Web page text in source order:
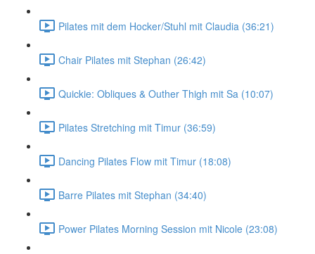
Pilates mit dem Hocker/Stuhl mit Claudia (36:21)
Chair Pilates mit Stephan (26:42)
Quickie: Obliques & Outher Thigh mit Sa (10:07)
Pilates Stretching mit Timur (36:59)
Dancing Pilates Flow mit Timur (18:08)
Barre Pilates mit Stephan (34:40)
Power Pilates Morning Session mit Nicole (23:08)